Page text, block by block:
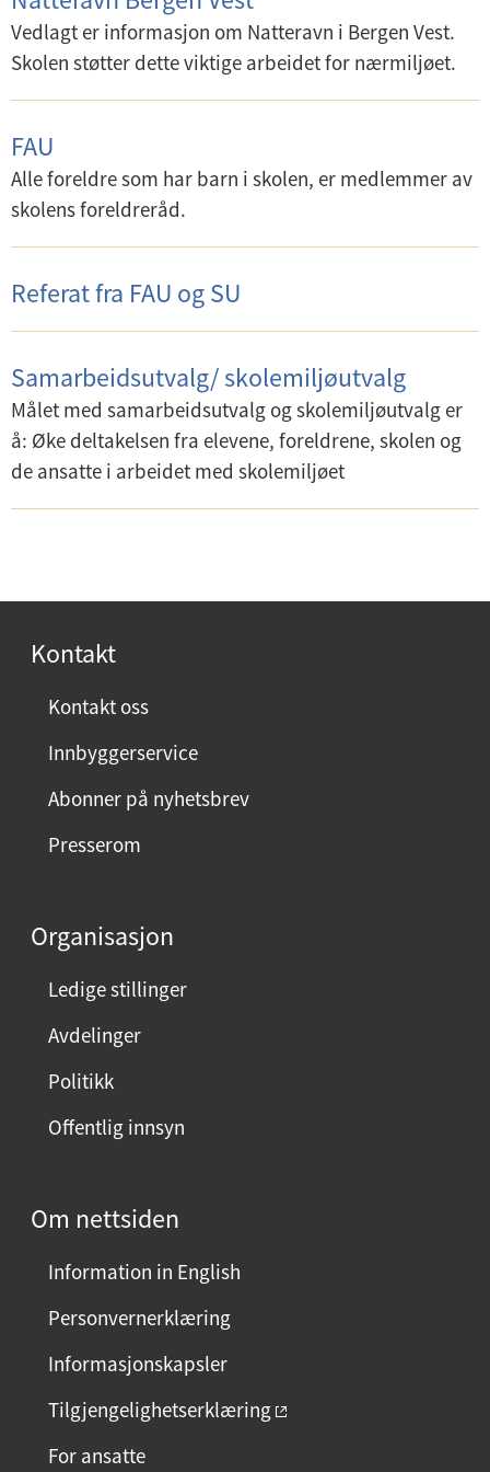
Vedlagt er informasjon om Natteravn i Bergen Vest.
Skolen støtter dette viktige arbeidet for nærmiljøet.
FAU
Alle foreldre som har barn i skolen, er medlemmer av
skolens foreldreråd.
Referat fra FAU og SU
Samarbeidsutvalg/ skolemiljøutvalg
Målet med samarbeidsutvalg og skolemiljøutvalg er
å: Øke deltakelsen fra elevene, foreldrene, skolen og
de ansatte i arbeidet med skolemiljøet
Kontakt
Kontakt oss
Innbyggerservice
Abonner på nyhetsbrev
Presserom
Organisasjon
Ledige stillinger
Avdelinger
Politikk
Offentlig innsyn
Om nettsiden
Information in English
Personvernerklæring
Informasjonskapsler
Tilgjengelighetserklæring
For ansatte